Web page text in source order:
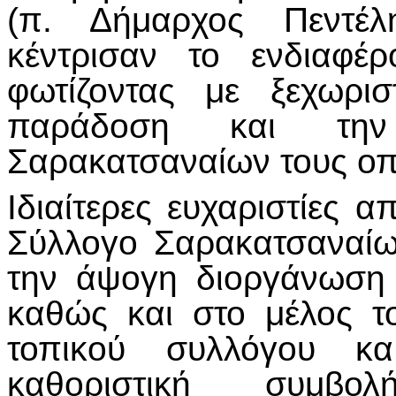
(π. Δήμαρχος
κέντρισαν το
φωτίζοντας με
παράδοση και
Σαρακατσαναίων τους
Ιδιαίτερες
Σύλλογο
την άψογη διοργάνωση
καθώς και στο μέλος
τοπικού συλλόγου
καθοριστική